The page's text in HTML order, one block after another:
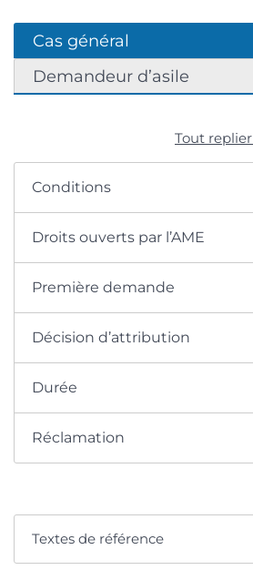
Cas général
Demandeur d’asile
Tout replier
Conditions
Droits ouverts par l’AME
Première demande
Décision d’attribution
Durée
Réclamation
Textes de référence